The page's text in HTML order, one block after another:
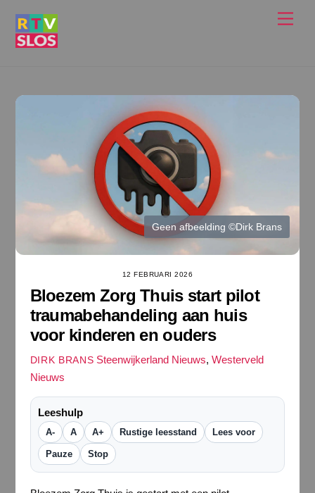
Geen afbeelding ©Dirk Brans
12 FEBRUARI 2026
Bloezem Zorg Thuis start pilot
traumabehandeling aan huis
voor kinderen en ouders
DIRK BRANS Steenwijkerland Nieuws,Westerveld
Nieuws
Leeshulp
A- A A+ Rustige leesstand Lees voor
Pauze Stop